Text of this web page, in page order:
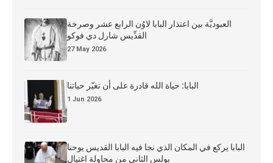
العبوديَّة بين اعتذار البابا لاوُن الرابع عشر وصرخة
القدِّيس شارل دي فوكو
27 May 2026
البابا: حياة الله قادرة على أن تغيّر حياتنا
1 Jun 2026
البابا يركع في المكان الذي نجا فيه البابا القديس يوحنا
بولس الثاني من محاولة اغتيال